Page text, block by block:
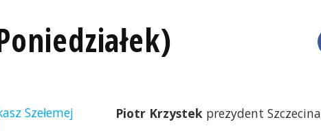
Piotr Krzystekprezydent Szczecina